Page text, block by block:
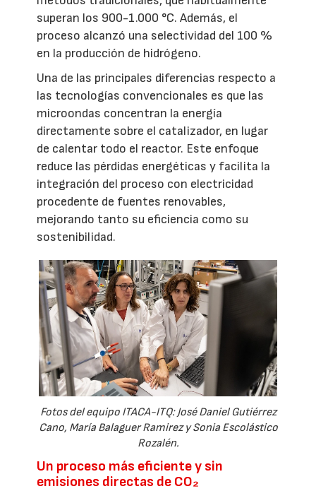
superan los 900-1.000 °C. Además, el
proceso alcanzó una selectividad del 100 %
en la producción de hidrógeno.
Una de las principales diferencias respecto a
las tecnologías convencionales es que las
microondas concentran la energía
directamente sobre el catalizador, en lugar
de calentar todo el reactor. Este enfoque
reduce las pérdidas energéticas y facilita la
integración del proceso con electricidad
procedente de fuentes renovables,
mejorando tanto su eficiencia como su
sostenibilidad.
Fotos del equipo ITACA-ITQ: José Daniel Gutiérrez
Cano, María Balaguer Ramirez y Sonia Escolástico
Rozalén.
Un proceso más eficiente y sin
emisiones directas de CO₂